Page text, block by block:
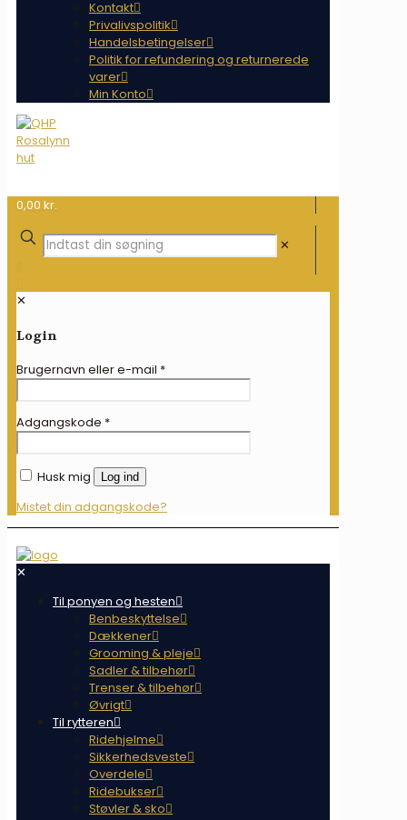
Kontakt
Privalivspolitik
Handelsbetingelser
Politik for refundering og returnerede
varer
Min Konto
0,00 kr.
✕
✕
Login
Brugernavn eller e-mail *
Adgangskode *
Husk mig Log ind
Mistet din adgangskode?
✕
Til ponyen og hesten
Benbeskyttelse
Dækkener
Grooming & pleje
Sadler & tilbehør
Trenser & tilbehør
Øvrigt
Til rytteren
Ridehjelme
Sikkerhedsveste
Overdele
Ridebukser
Støvler & sko